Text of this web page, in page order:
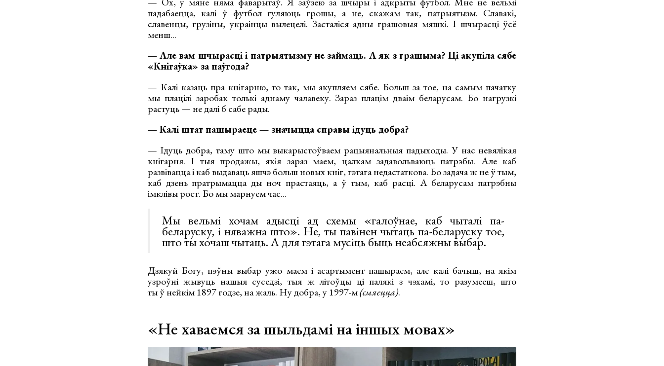
падабаецца, калі ў футбол гуляюць грошы, а не, скажам так, патрыятызм. Славакі,
славенцы, грузіны, украінцы вылецелі. Засталіся адны грашовыя мяшкі. І шчырасці ўсё
менш...
— Але вам шчырасці і патрыятызму не займаць. А як з грашыма? Ці акупіла сябе
«Кнігаўка» за паўгода?
— Калі казаць пра кнігарню, то так, мы акупляем сябе. Больш за тое, на самым пачатку
мы плацілі заробак толькі аднаму чалавеку. Зараз плацім дваім беларусам. Бо нагрузкі
растуць — не далі б сабе рады.
— Калі штат пашыраеце — значыцца справы ідуць добра?
— Ідуць добра, таму што мы выкарыстоўваем рацыянальныя падыходы. У нас невялікая
кнігарня. І тыя продажы, якія зараз маем, цалкам задавольваюць патрэбы. Але каб
развівацца і каб выдаваць яшчэ больш новых кніг, гэтага недастаткова. Бо задача ж не ў тым,
каб дзень пратрымацца ды ноч прастаяць, а ў тым, каб расці. А беларусам патрэбны
імклівы рост. Бо мы марнуем час...
Мы вельмі хочам адысці ад схемы «галоўнае, каб чыталі па-
беларуску, і няважна што». Не, ты павінен чытаць па-беларуску тое,
што ты хочаш чытаць. А для гэтага мусіць быць неабсяжны выбар.
Дзякуй Богу, пэўны выбар ужо маем і асартымент пашыраем, але калі бачыш, на якім
узроўні жывуць нашыя суседзі, тыя ж літоўцы ці палякі з чэхамі, то разумееш, што
ты ў нейкім 1897 годзе, на жаль. Ну добра, у 1997-м(смяецца).
«Не хаваемся за шыльдамі на іншых мовах»